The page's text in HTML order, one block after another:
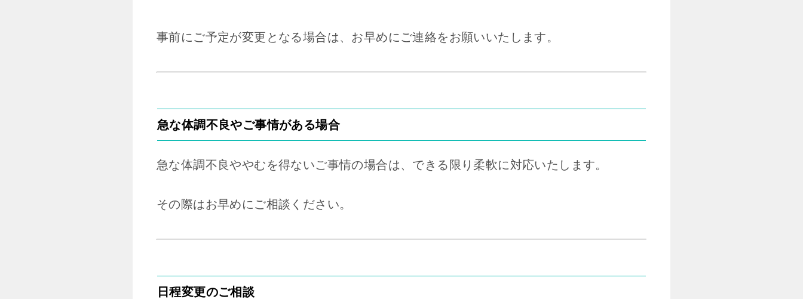
事前にご予定が変更となる場合は、お早めにご連絡をお願いいたします。
急な体調不良やご事情がある場合
急な体調不良ややむを得ないご事情の場合は、できる限り柔軟に対応いたします。
その際はお早めにご相談ください。
日程変更のご相談